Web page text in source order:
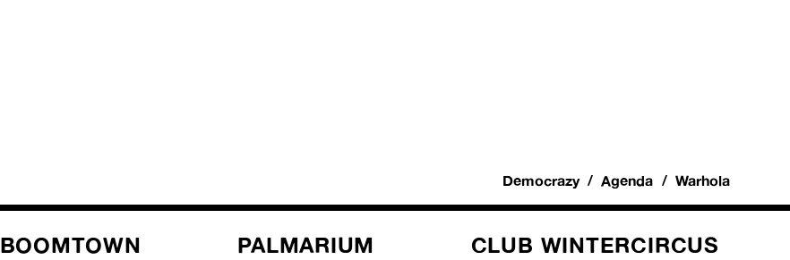
Democrazy Agenda Warhola
BOOMTOWN PALMARIUM CLUB WINTERCIRCUS